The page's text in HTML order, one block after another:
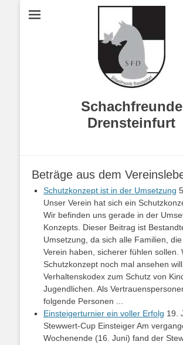
Schachfreunde
Drensteinfurt
Beträge aus dem
Schutzkonzept ist in der Umsetzung
Unser Verein hat sich ein
Wir befinden uns gerade in der
Konzepts. Dieser Beitrag ist
Umsetzung, da sich alle Familien,
Verein haben, sicherer fühlen sollen.
Schutzkonzept noch mal ansehen
Verhaltenskodex zum Schutz von
Jugendlichen. Als
folgende Personen ...
Einsteigerturnier ein voller Erfolg 19.
Stewwert-Cup Einsteiger Am
Wochenende (16. Juni) fand der